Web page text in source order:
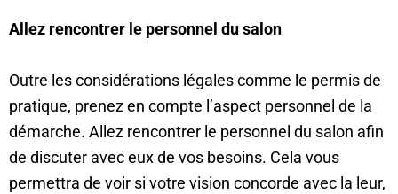
Allez rencontrer le personnel du salon
Outre les considérations légales comme le permis de
pratique, prenez en compte l’aspect personnel de la
démarche. Allez rencontrer le personnel du salon afin
de discuter avec eux de vos besoins. Cela vous
permettra de voir si votre vision concorde avec la leur,